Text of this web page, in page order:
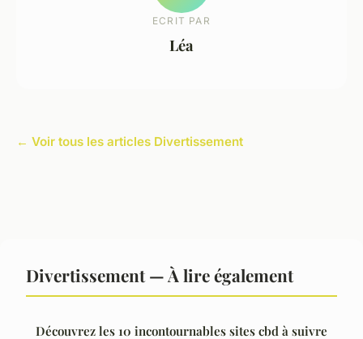
ECRIT PAR
Léa
← Voir tous les articles Divertissement
Divertissement — À lire également
Découvrez les 10 incontournables sites cbd à suivre